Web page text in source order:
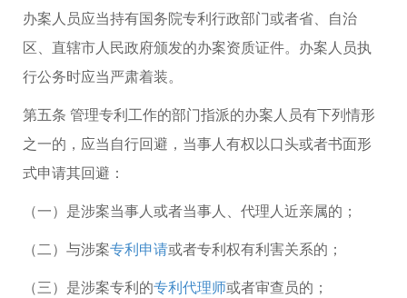
办案人员应当持有国务院专利行政部门或者省、自治
区、直辖市人民政府颁发的办案资质证件。办案人员执
行公务时应当严肃着装。
第五条 管理专利工作的部门指派的办案人员有下列情形
之一的，应当自行回避，当事人有权以口头或者书面形
式申请其回避：
（一）是涉案当事人或者当事人、代理人近亲属的；
（二）与涉案专利申请或者专利权有利害关系的；
（三）是涉案专利的专利代理师或者审查员的；